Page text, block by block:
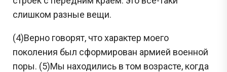
слишком разные вещи.
(4)Верно говорят, что характер моего
поколения был сформирован армией военной
поры. (5)Мы находились в том возрасте, когда